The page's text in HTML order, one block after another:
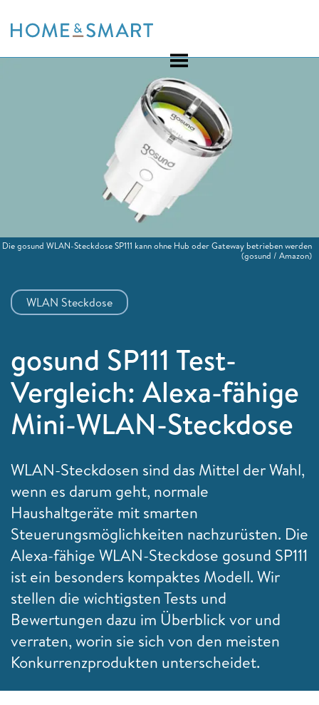
to
WLAN Steckdose
gosund SP111 Test-
Vergleich: Alexa-fähige
Mini-WLAN-Steckdose
WLAN-Steckdosen sind das Mittel der Wahl,
wenn es darum geht, normale
Haushaltgeräte mit smarten
Steuerungsmöglichkeiten nachzurüsten. Die
Alexa-fähige WLAN-Steckdose gosund SP111
ist ein besonders kompaktes Modell. Wir
stellen die wichtigsten Tests und
Bewertungen dazu im Überblick vor und
verraten, worin sie sich von den meisten
Konkurrenzprodukten unterscheidet.
Die gosund WLAN-Steckdose SP111 kann ohne Hub oder Gateway betrieben werden
(gosund / Amazon)